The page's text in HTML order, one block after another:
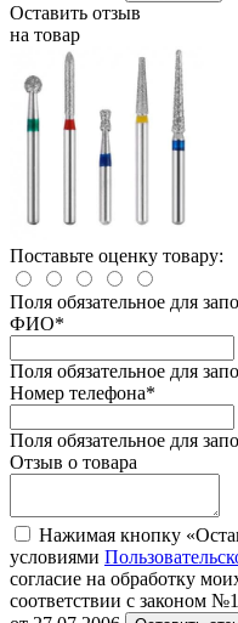
Оставить отзыв
на товар
Поставьте оценку товару:
Поля обязательное для
ФИО*
Поля обязательное для
Номер телефона*
Поля обязательное для
Отзыв о товара
Нажимая кнопку
условиями
согласие на обработку
соответствии с законом